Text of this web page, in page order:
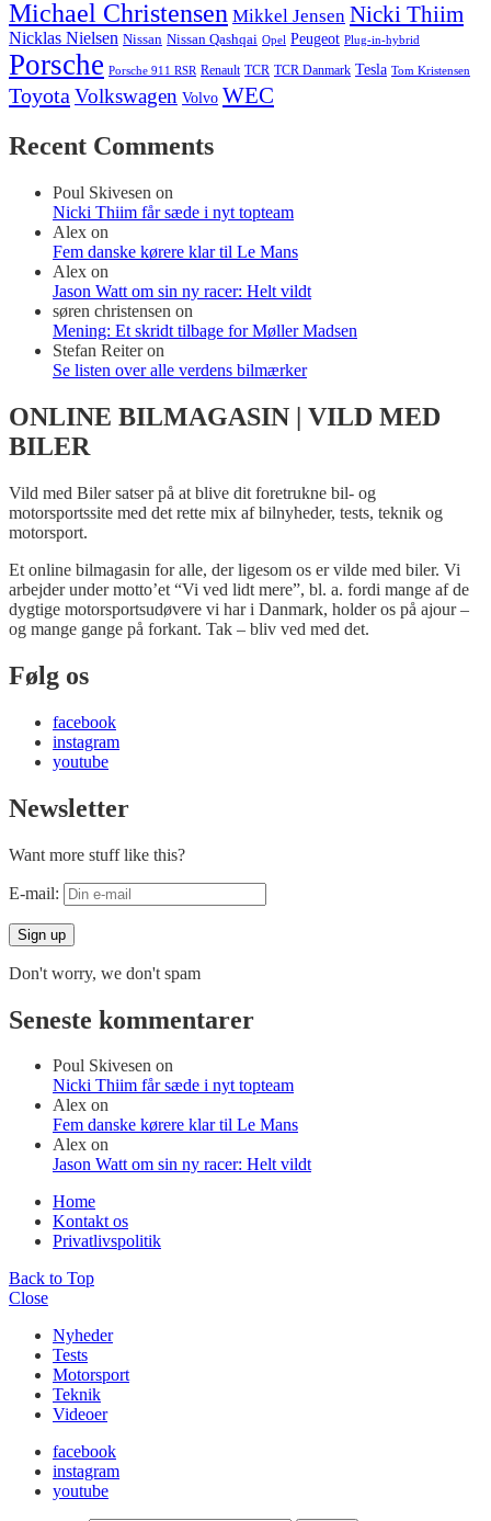
Michael Christensen Mikkel Jensen Nicki Thiim
Nicklas Nielsen Nissan Nissan Qashqai Opel Peugeot Plug-in-hybrid
Porsche Porsche 911 RSR Renault TCR TCR Danmark Tesla Tom Kristensen
Toyota Volkswagen Volvo WEC
Recent Comments
Poul Skivesen on
Nicki Thiim får sæde i nyt topteam
Alex on
Fem danske kørere klar til Le Mans
Alex on
Jason Watt om sin ny racer: Helt vildt
søren christensen on
Mening: Et skridt tilbage for Møller Madsen
Stefan Reiteron
Se listen over alle verdens bilmærker
ONLINE BILMAGASIN | VILD MED
BILER
Vild med Biler satser på at blive dit foretrukne bil- og
motorsportssite med det rette mix af bilnyheder, tests, teknik og
motorsport.
Et online bilmagasin for alle, der ligesom os er vilde med biler. Vi
arbejder under motto’et “Vi ved lidt mere”, bl. a. fordi mange af de
dygtige motorsportsudøvere vi har i Danmark, holder os på ajour –
og mange gange på forkant. Tak – bliv ved med det.
Følg os
facebook
instagram
youtube
Newsletter
Want more stuff like this?
E-mail:
Don't worry, we don't spam
Seneste kommentarer
Poul Skivesen on
Nicki Thiim får sæde i nyt topteam
Alex on
Fem danske kørere klar til Le Mans
Alex on
Jason Watt om sin ny racer: Helt vildt
Home
Kontakt os
Privatlivspolitik
Back to Top
Close
Nyheder
Tests
Motorsport
Teknik
Videoer
facebook
instagram
youtube